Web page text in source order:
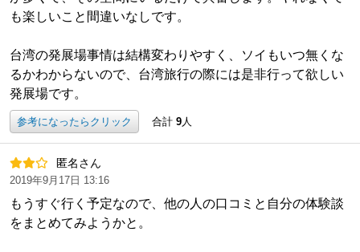
も楽しいこと間違いなしです。
台湾の発展場事情は結構変わりやすく、ソイもいつ無くな
るかわからないので、台湾旅行の際には是非行って欲しい
発展場です。
参考になったらクリック 合計 9人
匿名さん
2019年9月17日 13:16
もうすぐ行く予定なので、他の人の口コミと自分の体験談
をまとめてみようかと。